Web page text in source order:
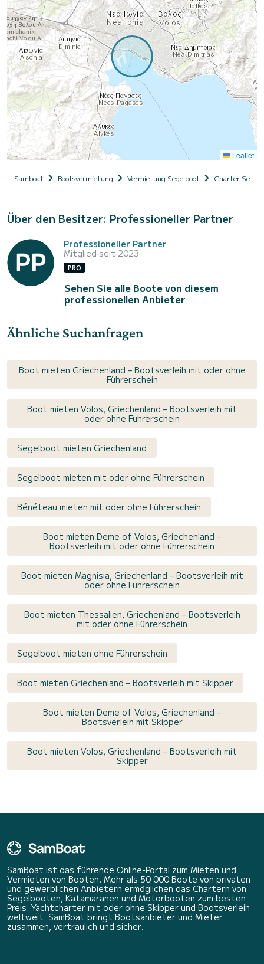
Leaflet
Samboat Bootsvermietung Vermietung Segelboot Charter
Über den Besitzer: Professioneller Partner
Professioneller Partner
Mitglied seit 2023
PRO
Sehen Sie alle Boote von diesem
professionellen Anbieter
Ähnliche Suchanfragen
Boot mieten Griechenland – Bootsverleih mit oder ohne
Führerschein
Boot mieten Volos, Griechenland – Bootsverleih mit
oder ohne Führerschein
Segelboot mieten Griechenland
Segelboot mieten mit oder ohne Führerschein
Bénéteau mieten mit oder ohne Führerschein
Boot mieten Deme of Volos, Griechenland –
Bootsverleih mit oder ohne Führerschein
Boot mieten Magnisia, Griechenland – Bootsverleih mit
oder ohne Führerschein
Boot mieten Thessalien, Griechenland – Bootsverleih
mit oder ohne Führerschein
Segelboot mieten ohne Führerschein
Boot mieten Griechenland – Bootsverleih mit Skipper
Boot mieten Deme of Volos, Griechenland –
Bootsverleih mit Skipper
Boot mieten Volos, Griechenland – Bootsverleih mit
Skipper
SamBoat ist das führende Online-Portal zum Mieten und
Vermieten von Booten. Mehr als 50 000 Boote von privaten
und gewerblichen Anbietern ermöglichen das Chartern von
Segelbooten, Katamaranen und Motorbooten zum besten
Preis. Yachtcharter mit oder ohne Skipper und Bootsverleih
weltweit. SamBoat bringt Bootsanbieter und Mieter
zusammen, vertraulich und sicher.